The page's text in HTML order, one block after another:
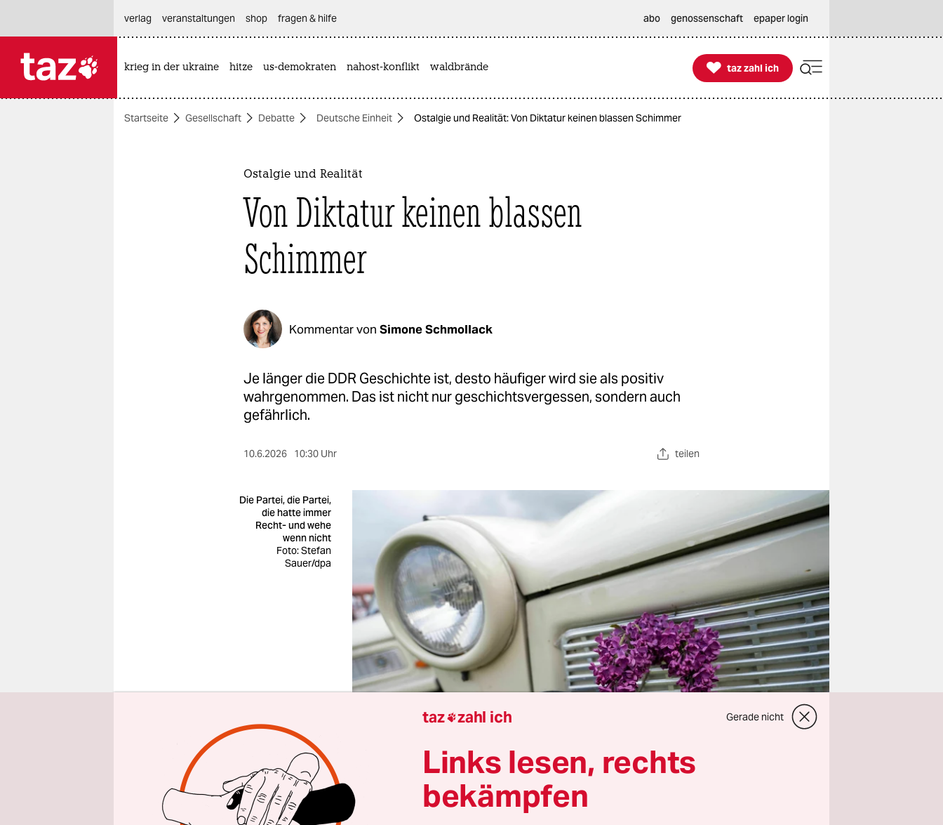
themen
verlag
veranstaltungen shop fragen & hilfe abo genossenschaft epaper login
krieg in der ukraine hitze us-demokraten nahost-konflikt waldbrände 
taz zahl ich
taz zahl ich
Startseite Gesellschaft Debatte Deutsche Einheit Ostalgie und Realität: Von Diktatur keinen blassen Schimmer
Ostalgie und Realität
Von Diktatur keinen blassen
Schimmer
Kommentar von Simone Schmollack
Je länger die DDR Geschichte ist, desto häufiger wird sie als positiv
wahrgenommen. Das ist nicht nur geschichtsvergessen, sondern auch
gefährlich.
10.6.2026 10:30 Uhr teilen
Die Partei, die Partei,
die hatte immer
Recht- und wehe
wenn nicht
Foto: Stefan
Sauer/dpa
taz zahl ich Gerade nicht
Links lesen, rechts
bekämpfen